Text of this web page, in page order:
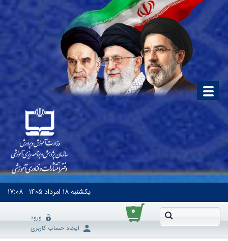
یکشنبه۱۸ اَمرداد ۱۴۰۵ ۱۷:۰۸
۰
ورود
ایجاد حساب کاربری